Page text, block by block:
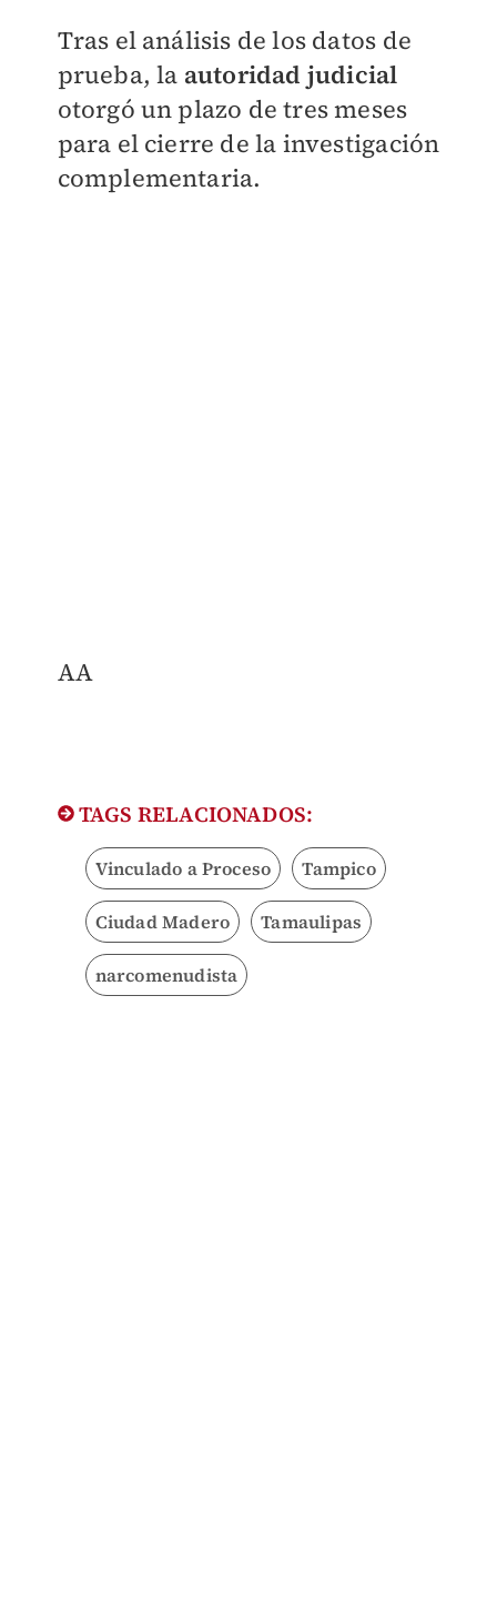
Tras el análisis de los datos de
prueba, la autoridad judicial
otorgó un plazo de tres meses
para el cierre de la investigación
complementaria.
AA
TAGS RELACIONADOS:
Vinculado a Proceso Tampico
Ciudad Madero Tamaulipas
narcomenudista